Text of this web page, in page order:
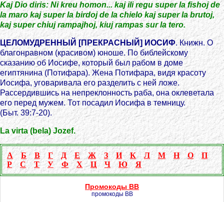
Kaj Dio diris: Ni kreu homon... kaj ili regu super la fishoj de
la maro kaj super la birdoj de la chielo kaj super la brutoj,
kaj super chiuj rampajhoj, kiuj rampas sur la tero.
ЦЕЛОМУДРЕННЫЙ [ПРЕКРАСНЫЙ] ИОСИФ. Книжн. О
благонравном (красивом) юноше. По библейскому
сказанию об Иосифе, который был рабом в доме
египтянина (Потифара). Жена Потифара, видя красоту
Иосифа, уговаривала его разделить с ней ложе.
Рассердившись на непреклонность раба, она оклеветала
его перед мужем. Тот посадил Иосифа в темницу.
(Быт. 39:7-20).
La virta (bela) Jozef.
А Б В Г Д Е Ж З И К Л М Н О
П
Р
С Т У Ф Х Ц Ч Ю Я
Промокоды BB
промокоды BB